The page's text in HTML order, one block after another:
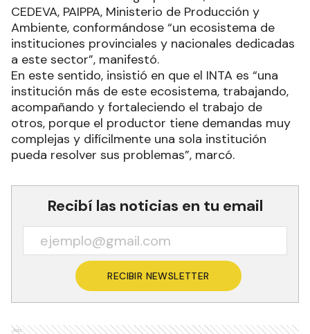
CEDEVA, PAIPPA, Ministerio de Producción y
Ambiente, conformándose “un ecosistema de
instituciones provinciales y nacionales dedicadas
a este sector”, manifestó.
En este sentido, insistió en que el INTA es “una
institución más de este ecosistema, trabajando,
acompañando y fortaleciendo el trabajo de
otros, porque el productor tiene demandas muy
complejas y difícilmente una sola institución
pueda resolver sus problemas”, marcó.
Recibí las noticias en tu email
RECIBIR NEWSLETTER
Ads